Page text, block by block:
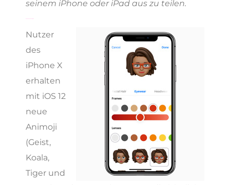
seinem iPhone oder iPad aus zu teilen.
Nutzer
des
iPhone X
erhalten
mit iOS 12
neue
Animoji
(Geist,
Koala,
Tiger und